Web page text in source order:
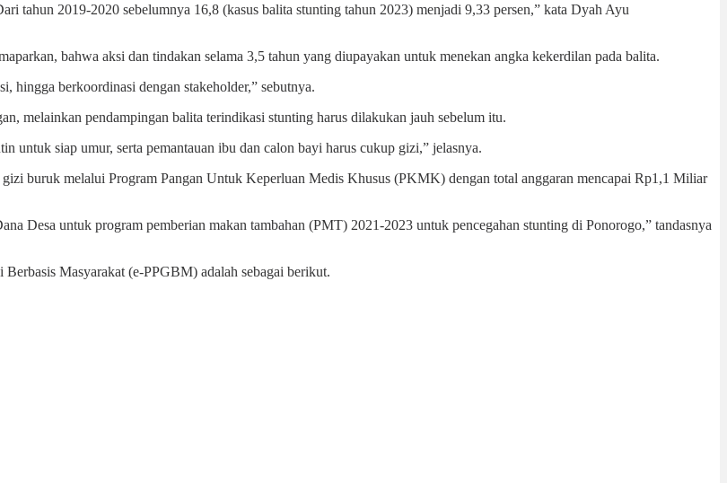
tahun 2019-2020 sebelumnya 16,8 (kasus balita stunting tahun 2023) menjadi 9,33 persen,” kata Dyah Ayu
bahwa aksi dan tindakan selama 3,5 tahun yang diupayakan untuk menekan angka kekerdilan pada balita.
hingga berkoordinasi dengan stakeholder,” sebutnya.
melainkan pendampingan balita terindikasi stunting harus dilakukan jauh sebelum itu.
untuk siap umur, serta pemantauan ibu dan calon bayi harus cukup gizi,” jelasnya.
buruk melalui Program Pangan Untuk Keperluan Medis Khusus (PKMK) dengan total anggaran mencapai Rp1,1 Miliar
Desa untuk program pemberian makan tambahan (PMT) 2021-2023 untuk pencegahan stunting di Ponorogo,” tandasnya
Masyarakat (e-PPGBM) adalah sebagai berikut.